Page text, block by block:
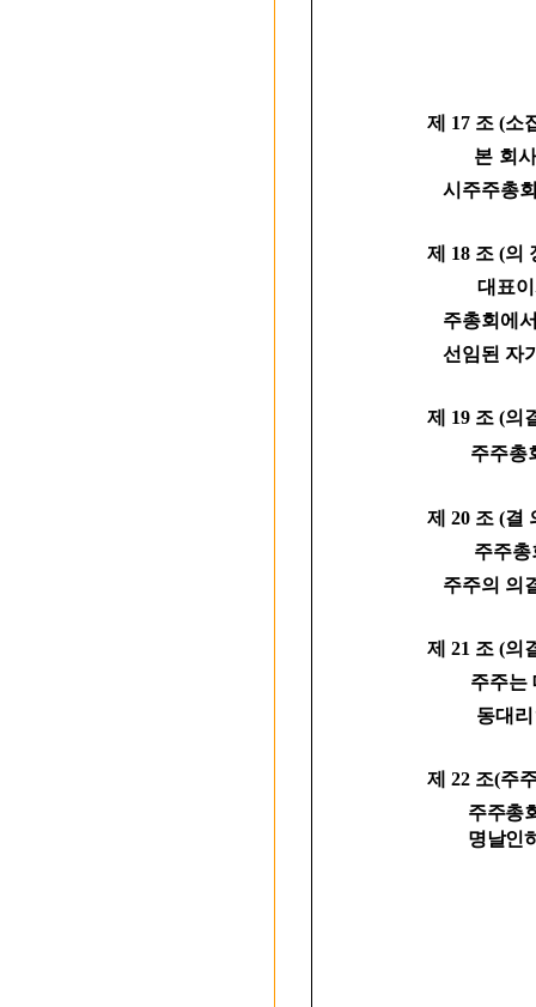
제 17 조 (소
본 회사의
시주주총
제 18 조 (의
대표이사
주총회에
선임된 자
제 19 조 (의
주주총
제 20 조 (결
주주총회
주주의 의
제 21 조 (의
주주는 대
동대리
제 22 조(주
주주총회
명날인하